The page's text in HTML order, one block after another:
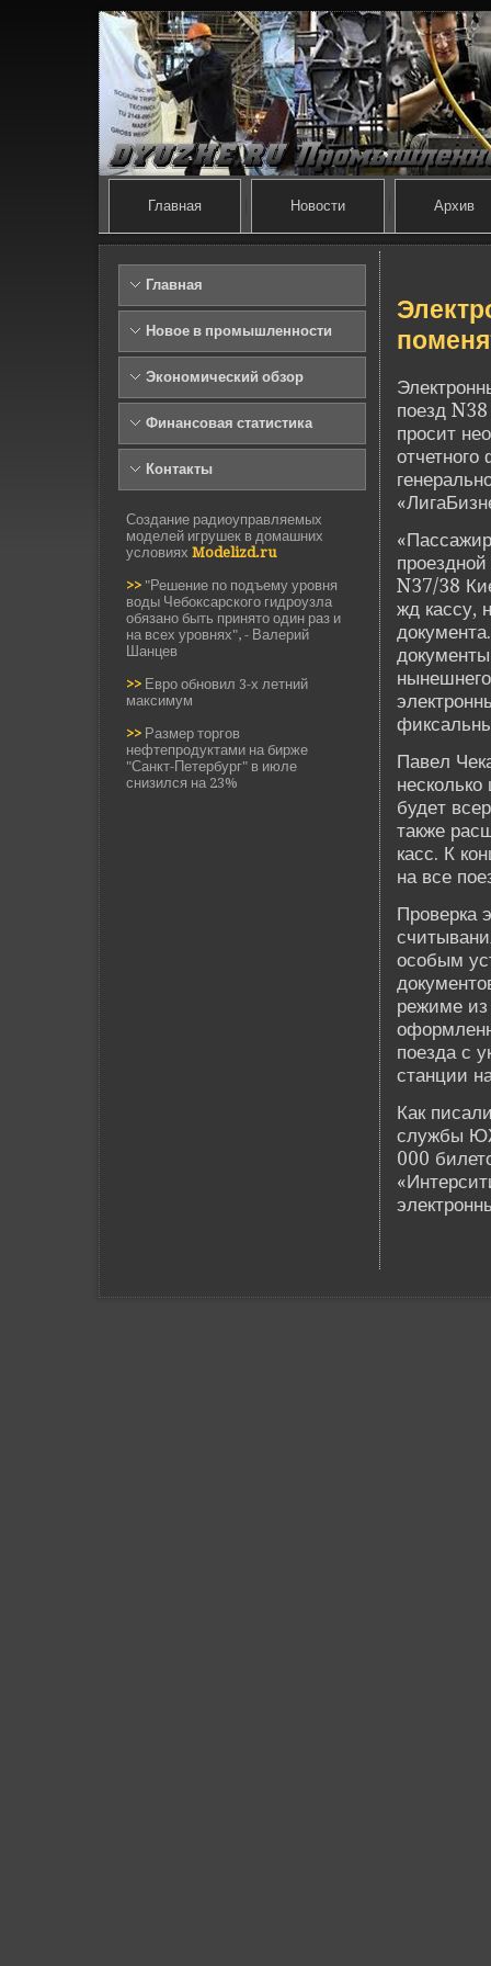
Главная Новости Архив
Главная
Новое в промышленности
Экономический обзор
Финансовая статистика
Контакты
Создание радиоуправляемых
моделей игрушек в домашних
условиях Modelizd.ru
>> "Решение по подъему уровня
воды Чебоксарского гидроузла
обязано быть принято один раз и
на всех уровнях", - Валерий
Шанцев
>> Евро обновил 3-х летний
максимум
>> Размер торгов
нефтепродуктами на бирже
"Санкт-Петербург" в июле
снизился на 23%
поезд
просит
N37/38
жд кассу,
Паве­л
буде­т
также
касс. К
на все
Прове­рка
особым
режиме
поезда с
станции
Как
службы
000